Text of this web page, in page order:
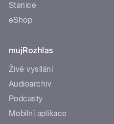
Stanice
eShop
mujRozhlas
Živé vysílání
Audioarchiv
Podcasty
Mobilní aplikace